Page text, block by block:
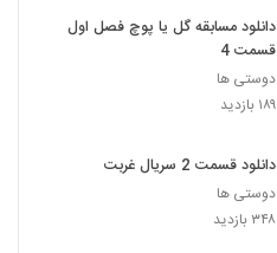
دانلود مسابقه گل یا پوچ فصل اول
قسمت 4
دوستی ها
۱۸۹ بازدید
دانلود قسمت 2 سریال غربت
دوستی ها
۳۴۸ بازدید